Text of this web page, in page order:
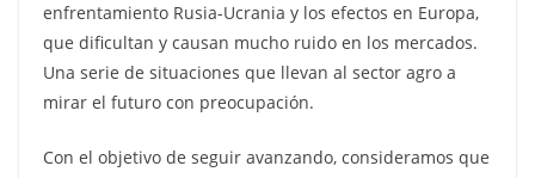
enfrentamiento Rusia-Ucrania y los efectos en Europa,
que dificultan y causan mucho ruido en los mercados.
Una serie de situaciones que llevan al sector agro a
mirar el futuro con preocupación.
Con el objetivo de seguir avanzando, consideramos que